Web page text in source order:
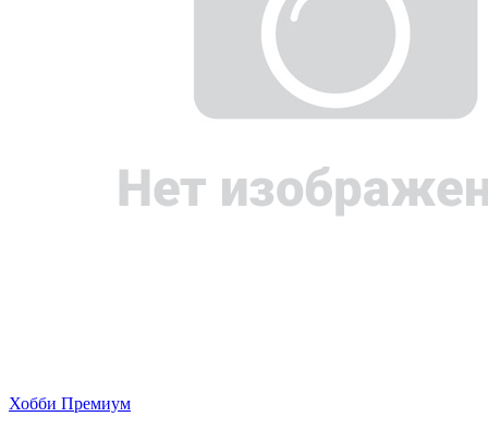
Хобби Премиум